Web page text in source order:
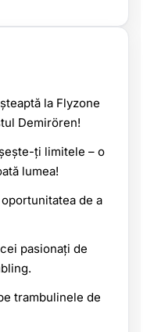
la Flyzone
Demirören!
ți limitele – o
lumea!
de a
pasionați de
trambulinele de